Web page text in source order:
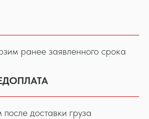
ранее заявленного срока
доставки груза